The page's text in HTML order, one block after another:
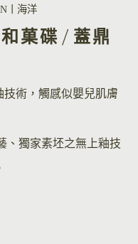
丨海洋
菓碟 / 蓋鼎
術，觸感似嬰兒肌膚
、獨家素坯之無上釉技